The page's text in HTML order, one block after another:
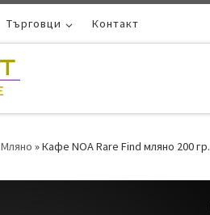
Търговци Контакт
Мляно »Кафе NOA Rare Find мляно 200 гр.